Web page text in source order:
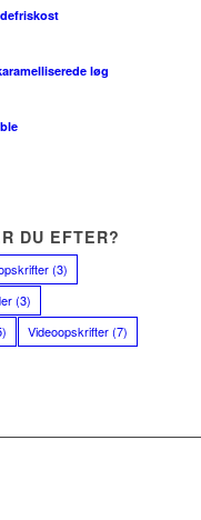
løg
DU EFTER?
(3)
(3)
Videoopskrifter(7)